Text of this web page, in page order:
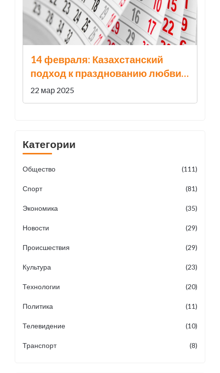
14 февраля: Казахстанский
подход к празднованию любви
через два уникальных
фестиваля
22 мар 2025
Категории
Общество (111)
Спорт (81)
Экономика (35)
Новости (29)
Происшествия (29)
Культура (23)
Технологии (20)
Политика (11)
Телевидение (10)
Транспорт (8)